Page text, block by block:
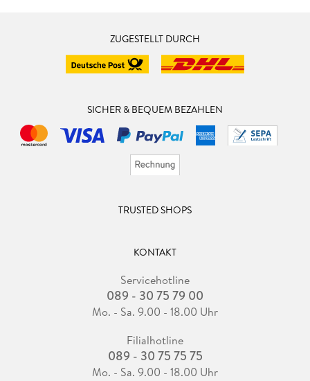
ZUGESTELLT DURCH
SICHER & BEQUEM BEZAHLEN
TRUSTED SHOPS
KONTAKT
Servicehotline
089 - 30 75 79 00
Mo. - Sa. 9.00 - 18.00 Uhr
Filialhotline
089 - 30 75 75 75
Mo. - Sa. 9.00 - 18.00 Uhr